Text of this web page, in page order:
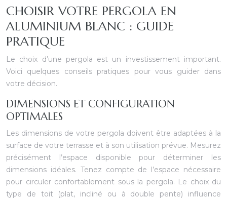
CHOISIR VOTRE PERGOLA EN
ALUMINIUM BLANC : GUIDE
PRATIQUE
Le choix d’une pergola est un investissement important.
Voici quelques conseils pratiques pour vous guider dans
votre décision.
DIMENSIONS ET CONFIGURATION
OPTIMALES
Les dimensions de votre pergola doivent être adaptées à la
surface de votre terrasse et à son utilisation prévue. Mesurez
précisément l’espace disponible pour déterminer les
dimensions idéales. Tenez compte de l’espace nécessaire
pour circuler confortablement sous la pergola. Le choix du
type de toit (plat, incliné ou à double pente) influence